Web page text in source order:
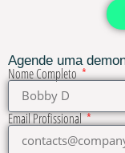
Agende uma
Nome Completo
Email Profissional